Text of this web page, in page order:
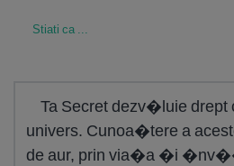
Stiati ca ...
Ta Secret dezv�luie drept
univers. Cunoa�tere a
de aur, prin via�a �i